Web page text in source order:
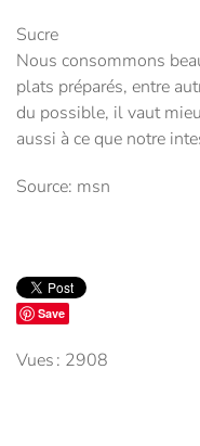
Sucre
Nous consommons
plats préparés, entre
du possible, il vaut
aussi à ce que notre
Source: msn
Save
Vues : 2908